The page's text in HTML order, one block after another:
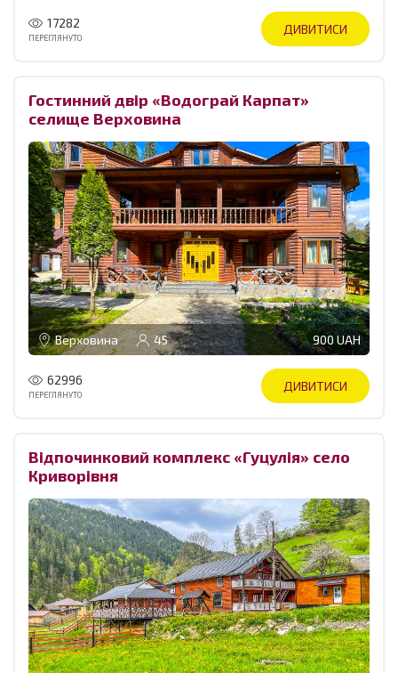
17282
ПЕРЕГЛЯНУТО
ДИВИТИСИ
Гостинний двір «Водограй Карпат»
селище Верховина
Верховина 45 900 UAH
62996
ПЕРЕГЛЯНУТО
ДИВИТИСИ
Відпочинковий комплекс «Гуцулія» село
Криворівня